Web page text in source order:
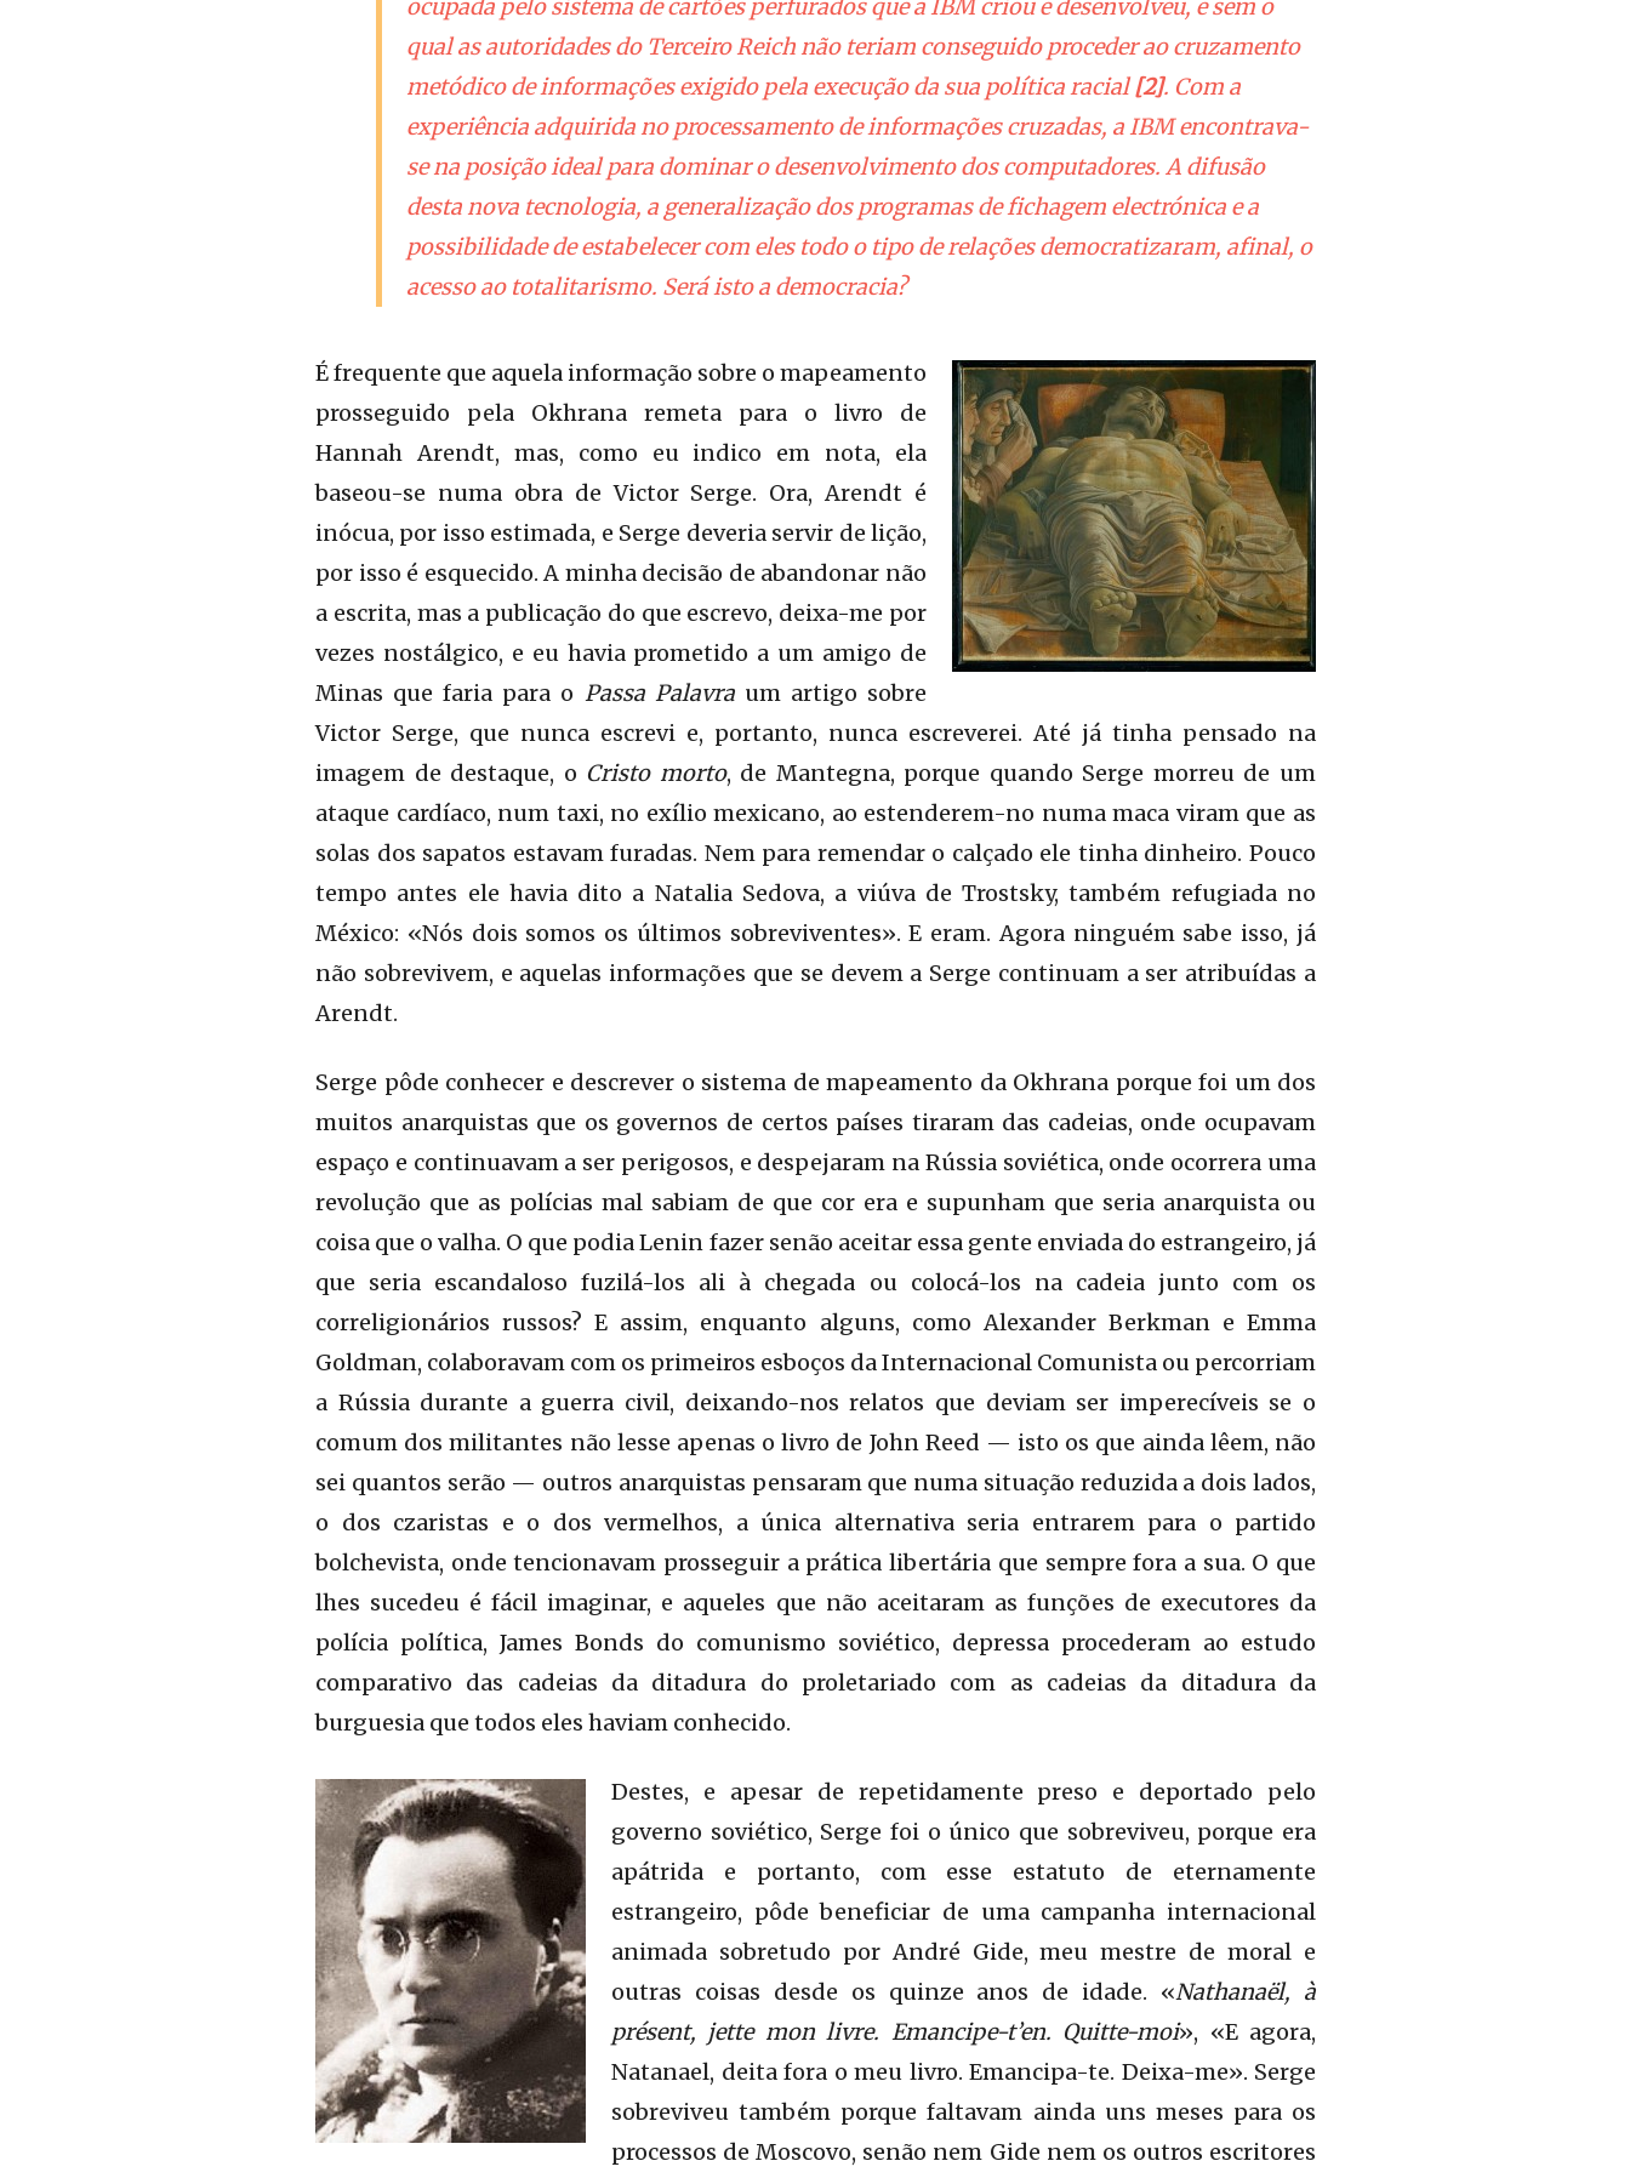
ocupada pelo sistema de cartões perfurados que a IBM criou e desenvolveu, e sem o
qual as autoridades do Terceiro Reich não teriam conseguido proceder ao cruzamento
metódico de informações exigido pela execução da sua política racial[2]. Com a
experiência adquirida no processamento de informações cruzadas, a IBM encontrava-
se na posição ideal para dominar o desenvolvimento dos computadores. A difusão
desta nova tecnologia, a generalização dos programas de fichagem electrónica e a
possibilidade de estabelecer com eles todo o tipo de relações democratizaram, afinal, o
acesso ao totalitarismo. Será isto a democracia?
É frequente que aquela informação sobre o mapeamento
prosseguido pela Okhrana remeta para o livro de
Hannah Arendt, mas, como eu indico em nota, ela
baseou-se numa obra de Victor Serge. Ora, Arendt é
inócua, por isso estimada, e Serge deveria servir de lição,
por isso é esquecido. A minha decisão de abandonar não
a escrita, mas a publicação do que escrevo, deixa-me por
vezes nostálgico, e eu havia prometido a um amigo de
Minas que faria para o Passa Palavraum artigo sobre
Victor Serge, que nunca escrevi e, portanto, nunca escreverei. Até já tinha pensado na
imagem de destaque, o Cristo morto, de Mantegna, porque quando Serge morreu de um
ataque cardíaco, num taxi, no exílio mexicano, ao estenderem-no numa maca viram que as
solas dos sapatos estavam furadas. Nem para remendar o calçado ele tinha dinheiro. Pouco
tempo antes ele havia dito a Natalia Sedova, a viúva de Trostsky, também refugiada no
México: «Nós dois somos os últimos sobreviventes». E eram. Agora ninguém sabe isso, já
não sobrevivem, e aquelas informações que se devem a Serge continuam a ser atribuídas a
Arendt.
Serge pôde conhecer e descrever o sistema de mapeamento da Okhrana porque foi um dos
muitos anarquistas que os governos de certos países tiraram das cadeias, onde ocupavam
espaço e continuavam a ser perigosos, e despejaram na Rússia soviética, onde ocorrera uma
revolução que as polícias mal sabiam de que cor era e supunham que seria anarquista ou
coisa que o valha. O que podia Lenin fazer senão aceitar essa gente enviada do estrangeiro, já
que seria escandaloso fuzilá-los ali à chegada ou colocá-los na cadeia junto com os
correligionários russos? E assim, enquanto alguns, como Alexander Berkman e Emma
Goldman, colaboravam com os primeiros esboços da Internacional Comunista ou percorriam
a Rússia durante a guerra civil, deixando-nos relatos que deviam ser imperecíveis se o
comum dos militantes não lesse apenas o livro de John Reed — isto os que ainda lêem, não
sei quantos serão — outros anarquistas pensaram que numa situação reduzida a dois lados,
o dos czaristas e o dos vermelhos, a única alternativa seria entrarem para o partido
bolchevista, onde tencionavam prosseguir a prática libertária que sempre fora a sua. O que
lhes sucedeu é fácil imaginar, e aqueles que não aceitaram as funções de executores da
polícia política, James Bonds do comunismo soviético, depressa procederam ao estudo
comparativo das cadeias da ditadura do proletariado com as cadeias da ditadura da
burguesia que todos eles haviam conhecido.
Destes, e apesar de repetidamente preso e deportado pelo
governo soviético, Serge foi o único que sobreviveu, porque era
apátrida e portanto, com esse estatuto de eternamente
estrangeiro, pôde beneficiar de uma campanha internacional
animada sobretudo por André Gide, meu mestre de moral e
outras coisas desde os quinze anos de idade. «Nathanaël, à
présent, jette mon livre. Emancipe-t’en. Quitte-moi», «E agora,
Natanael, deita fora o meu livro. Emancipa-te. Deixa-me». Serge
sobreviveu também porque faltavam ainda uns meses para os
processos de Moscovo, senão nem Gide nem os outros escritores